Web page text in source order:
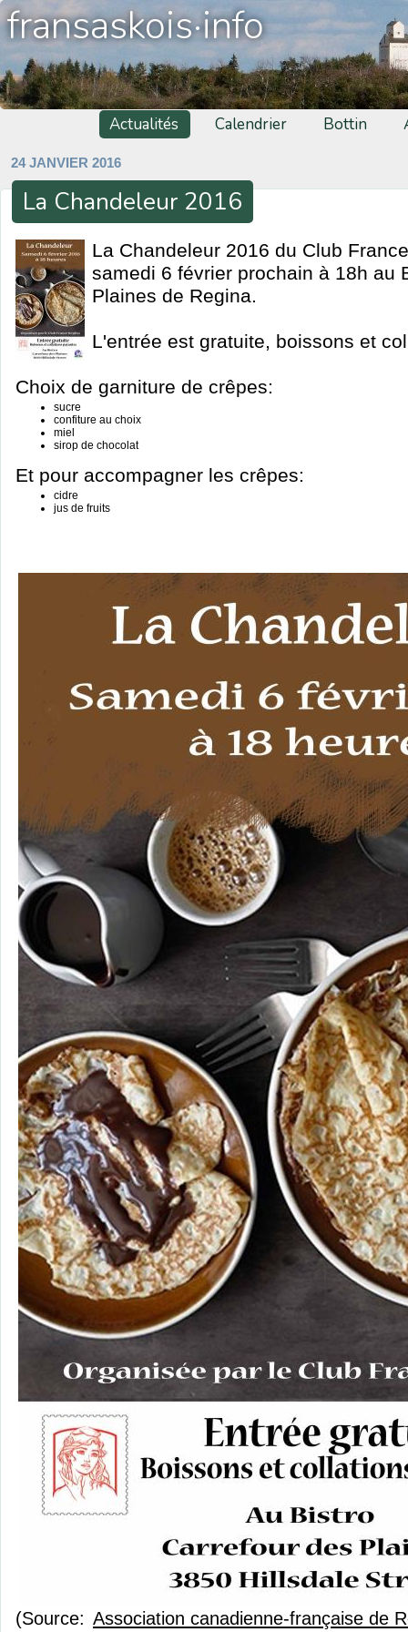
fransaskois·info
Actualités Calendrier Bottin
24 JANVIER 2016
La Chandeleur 2016
La Chandeleur 2016 du Club
samedi 6 février prochain à 18h au
Plaines de Regina.
L'entrée est gratuite, boissons et
Choix de garniture de crêpes:
sucre
confiture au choix
miel
sirop de chocolat
Et pour accompagner les crêpes:
cidre
jus de fruits
(Source: Association canadienne-française de